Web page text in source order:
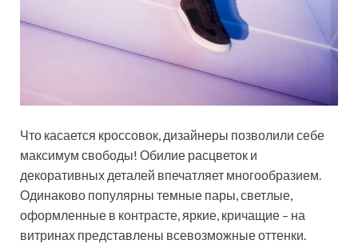
Что касается кроссовок, дизайнеры позволили себе
максимум свободы! Обилие расцветок и
декоративных деталей впечатляет многообразием.
Одинаково популярны темные пары, светлые,
оформленные в контрасте, яркие, кричащие – на
витринах представлены всевозможные оттенки.